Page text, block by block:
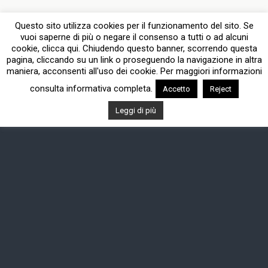
Questo sito utilizza cookies per il funzionamento del sito. Se
vuoi saperne di più o negare il consenso a tutti o ad alcuni
cookie, clicca qui. Chiudendo questo banner, scorrendo questa
pagina, cliccando su un link o proseguendo la navigazione in altra
maniera, acconsenti all'uso dei cookie. Per maggiori informazioni
consulta informativa completa.
Accetto Reject
Leggi di più